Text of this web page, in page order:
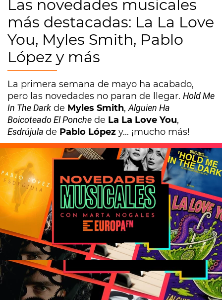
Las novedades musicales
más destacadas: La La Love
You, Myles Smith, Pablo
López y más
La primera semana de mayo ha acabado,
pero las novedades no paran de llegar. Hold Me
In The Dark de Myles Smith,Alguien Ha
Boicoteado El Ponche de La La Love You,
Esdrújula de Pablo López y... ¡mucho más!